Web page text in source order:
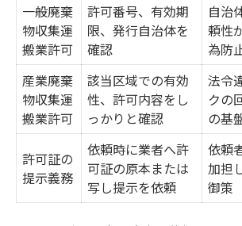
一般廃棄
物収集運
搬業許可
許可番号、有効期
限、発行自治体を
確認
自治
頼性
為防
産業廃棄
物収集運
搬業許可
該当区域での有効
性、許可内容をし
っかりと確認
法令
クの
の基
許可証の
提示義務
依頼時に業者へ許
可証の原本または
写し提示を依頼
依頼
加担
御策